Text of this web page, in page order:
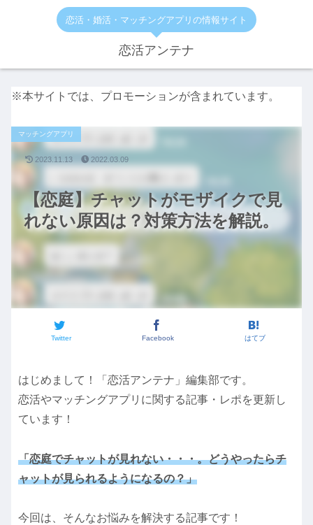
恋活・婚活・マッチングアプリの情報サイト
恋活アンテナ
※本サイトでは、プロモーションが含まれています。
【恋庭】チャットがモザイクで見
れない原因は？対策方法を解説。
マッチングアプリ
Twitter Facebook はてブ
2023.11.13 2022.03.09
はじめまして！「恋活アンテナ」編集部です。
恋活やマッチングアプリに関する記事・レポを更新し
ています！
「恋庭でチャットが見れない・・・。どうやったらチ
ャットが見られるようになるの？」
今回は、そんなお悩みを解決する記事です！